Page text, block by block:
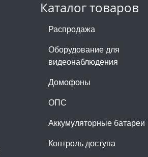
Каталог товаров
Распродажа
Оборудование для
видеонаблюдения
Домофоны
ОПС
Аккумуляторные батареи
Контроль доступа